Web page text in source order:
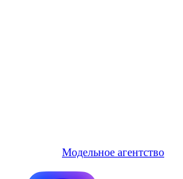
Модельное агентство